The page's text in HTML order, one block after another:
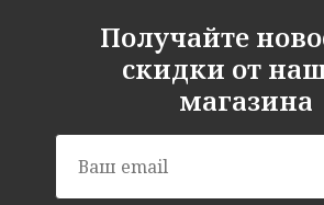
Получайте
скидки от
магазина